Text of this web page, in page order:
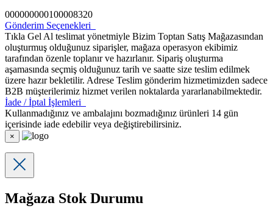
000000000100008320
Gönderim Seçenekleri
Tıkla Gel Al teslimat yönetmiyle Bizim Toptan Satış Mağazasından
oluşturmuş olduğunuz siparişler, mağaza operasyon ekibimiz
tarafından özenle toplanır ve hazırlanır. Sipariş oluşturma
aşamasında seçmiş olduğunuz tarih ve saatte size teslim edilmek
üzere hazır bekletilir. Adrese Teslim gönderim hizmetimizden sadece
B2B müşterilerimiz hizmet verilen noktalarda yararlanabilmektedir.
İade / İptal İşlemleri
Kullanmadığınız ve ambalajını bozmadığınız ürünleri 14 gün
içerisinde iade edebilir veya değiştirebilirsiniz.
×
Mağaza Stok Durumu